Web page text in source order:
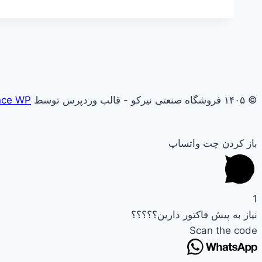
© ۱۴۰۵ فروشگاه صنعتی نیرکو - قالب وردپرس توسط WP
باز کردن چت واتساپ
1
نیاز به پیش فاکتور دارین؟؟؟؟؟
Scan the code